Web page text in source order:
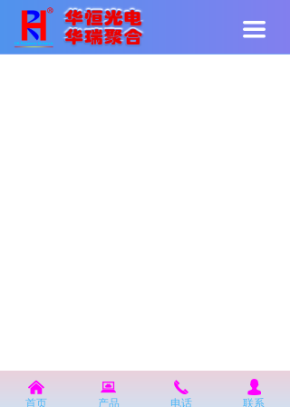
끀
낀
首页
뀵
产品
끅
电话
넙
联系